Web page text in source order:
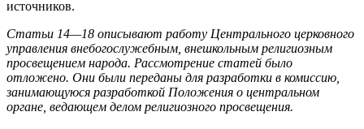
источников.
Статьи 14—18 описывают работу Центрального церковного
управления внебогослужебным, внешкольным религиозным
просвещением народа. Рассмотрение статей было
отложено. Они были переданы для разработки в комиссию,
занимающуюся разработкой Положения о центральном
органе, ведающем делом религиозного просвещения.